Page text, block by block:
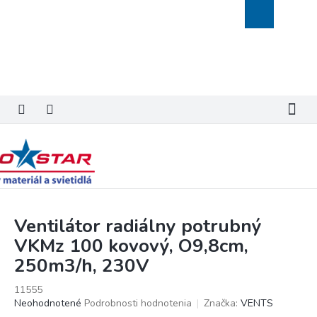
košík
Ventilátor radiálny potrubný
VKMz 100 kovový, O9,8cm,
250m3/h, 230V
11555
Priemerné
Neohodnotené Podrobnosti hodnotenia Značka: VENTS